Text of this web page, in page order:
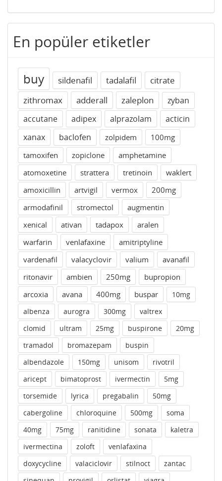
En popüler etiketler
buy sildenafil tadalafil
citrate
zithromax
adderall zaleplon
zyban
accutane
adipex alprazolam
acticin
xanax
baclofen zolpidem
100mg
tamoxifen
zopiclone
amphetamine
atomoxetine
strattera tretinoin
waklert
amoxicillin
artvigil vermox
200mg
armodafinil
stromectol
augmentin
xenical
ativan tadapox
aralen
warfarin
venlafaxine
amitriptyline
vardenafil
valacyclovir valium
avanafil
ritonavir
ambien 250mg
bupropion
arcoxia
avana 400mg buspar
10mg
albenza
aurogra 300mg
valtrex
clomid
ultram 25mg buspirone
20mg
tramadol
bromazepam
buspin
albendazole
150mg unisom
rivotril
aricept
bimatoprost ivermectin
5mg
torsemide
lyrica pregabalin
50mg
cabergoline
chloroquine 500mg
soma
40mg
75mg ranitidine sonata
kaletra
ivermectina
zoloft
venlafaxina
doxycycline
valaciclovir stilnoct
zantac